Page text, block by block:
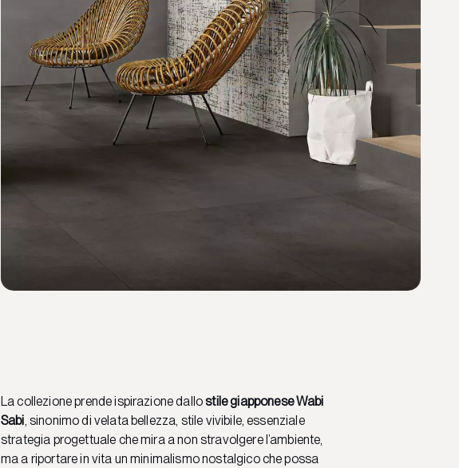
La collezione prende ispirazione dallo stile giapponese Wabi
Sabi, sinonimo di velata bellezza, stile vivibile, essenziale
strategia progettuale che mira a non stravolgere l’ambiente,
ma a riportare in vita un minimalismo nostalgico che possa